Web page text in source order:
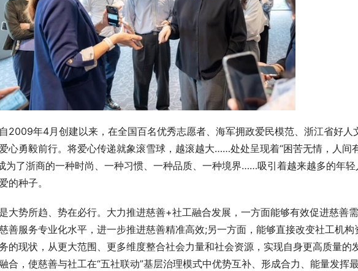
2009年4月创建以来，在全国百名优秀志愿者、海军拥政爱民模范、浙江省好人
心勇毅前行。将爱心传递就象滚雪球，越滚越大……处处呈现着“困苦无情，人间有
为了浙商的一种时尚、一种习惯、一种品质、一种境界……吸引着越来越多的年轻
的种子。
大势所趋、势在必行。大力推进慈善+社工融合发展，一方面能够有效促进慈善
善服务专业化水平，进一步推进慈善精准高效;另一方面，能够直接改变社工机构
的现状，从更大范围、更多维度整合社会力量和社会资源，实现自身更高质量的
合，使慈善与社工在“五社联动”基层治理模式中优势互补、形成合力、能量发挥最